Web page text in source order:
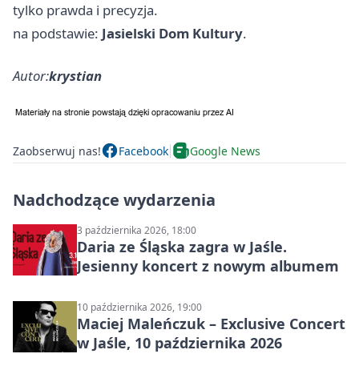
tylko prawda i precyzja.
na podstawie: Jasielski Dom Kultury.
Autor:krystian
Zaobserwuj nas! Facebook Google News
Nadchodzące wydarzenia
3 października 2026, 18:00
Daria ze Śląska zagra w Jaśle.
Jesienny koncert z nowym albumem
10 października 2026, 19:00
Maciej Maleńczuk – Exclusive Concert
w Jaśle, 10 października 2026